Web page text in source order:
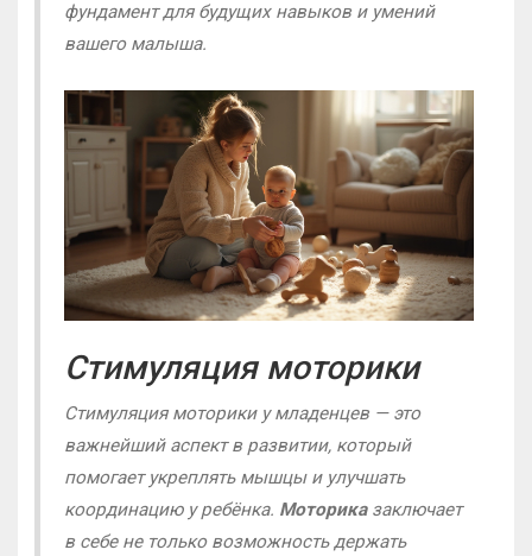
фундамент для будущих навыков и умений
вашего малыша.
Стимуляция моторики
Стимуляция моторики у младенцев — это
важнейший аспект в развитии, который
помогает укреплять мышцы и улучшать
координацию у ребёнка. Моториказаключает
в себе не только возможность держать